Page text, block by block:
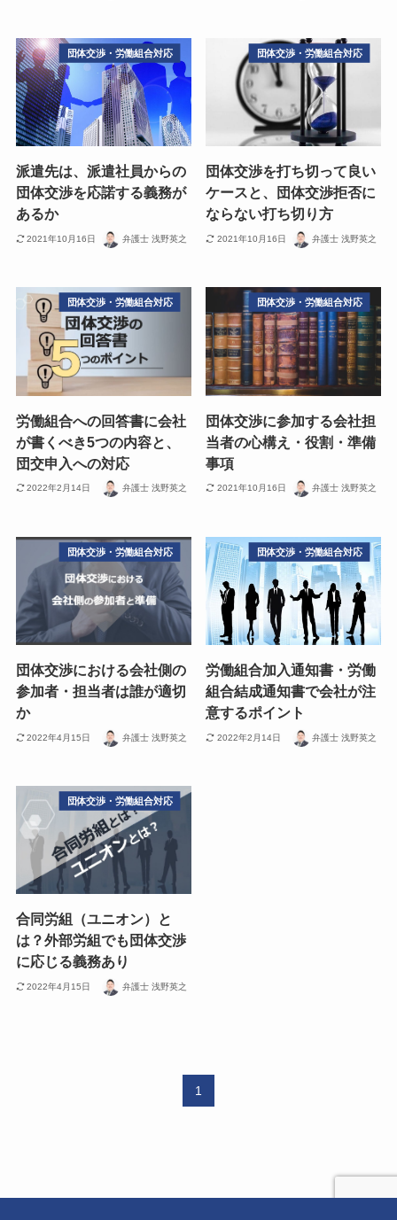
団体交渉・労働組合対応
派遣先は、派遣社員からの
団体交渉を応諾する義務が
あるか
2021年10月16日 弁護士 浅野英之
団体交渉・労働組合対応
団体交渉を打ち切って良い
ケースと、団体交渉拒否に
ならない打ち切り方
2021年10月16日 弁護士 浅野英之
団体交渉・労働組合対応
労働組合への回答書に会社
が書くべき5つの内容と、
団交申入への対応
2022年2月14日 弁護士 浅野英之
団体交渉・労働組合対応
団体交渉に参加する会社担
当者の心構え・役割・準備
事項
2021年10月16日 弁護士 浅野英之
団体交渉・労働組合対応
団体交渉における会社側の
参加者・担当者は誰が適切
か
2022年4月15日 弁護士 浅野英之
団体交渉・労働組合対応
労働組合加入通知書・労働
組合結成通知書で会社が注
意するポイント
2022年2月14日 弁護士 浅野英之
団体交渉・労働組合対応
合同労組（ユニオン）と
は？外部労組でも団体交渉
に応じる義務あり
2022年4月15日 弁護士 浅野英之
1